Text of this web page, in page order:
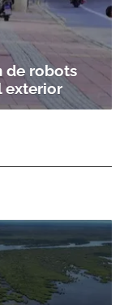
de robots
exterior